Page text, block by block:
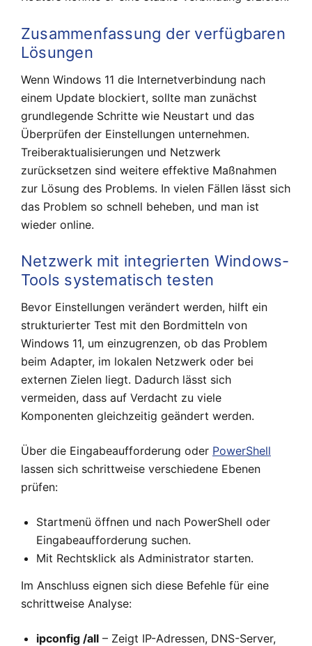
Zusammenfassung der verfügbaren
Lösungen
Wenn Windows 11 die Internetverbindung nach
einem Update blockiert, sollte man zunächst
grundlegende Schritte wie Neustart und das
Überprüfen der Einstellungen unternehmen.
Treiberaktualisierungen und Netzwerk
zurücksetzen sind weitere effektive Maßnahmen
zur Lösung des Problems. In vielen Fällen lässt sich
das Problem so schnell beheben, und man ist
wieder online.
Netzwerk mit integrierten Windows-
Tools systematisch testen
Bevor Einstellungen verändert werden, hilft ein
strukturierter Test mit den Bordmitteln von
Windows 11, um einzugrenzen, ob das Problem
beim Adapter, im lokalen Netzwerk oder bei
externen Zielen liegt. Dadurch lässt sich
vermeiden, dass auf Verdacht zu viele
Komponenten gleichzeitig geändert werden.
Über die Eingabeaufforderung oder PowerShell
lassen sich schrittweise verschiedene Ebenen
prüfen:
Startmenü öffnen und nach PowerShell oder
Eingabeaufforderung suchen.
Mit Rechtsklick als Administrator starten.
Im Anschluss eignen sich diese Befehle für eine
schrittweise Analyse:
ipconfig /all – Zeigt IP-Adressen, DNS-Server,